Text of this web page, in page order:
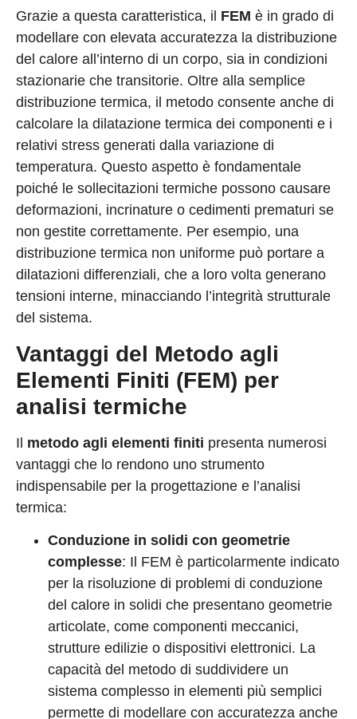
Grazie a questa caratteristica, il FEM è in grado di
modellare con elevata accuratezza la distribuzione
del calore all’interno di un corpo, sia in condizioni
stazionarie che transitorie. Oltre alla semplice
distribuzione termica, il metodo consente anche di
calcolare la dilatazione termica dei componenti e i
relativi stress generati dalla variazione di
temperatura. Questo aspetto è fondamentale
poiché le sollecitazioni termiche possono causare
deformazioni, incrinature o cedimenti prematuri se
non gestite correttamente. Per esempio, una
distribuzione termica non uniforme può portare a
dilatazioni differenziali, che a loro volta generano
tensioni interne, minacciando l’integrità strutturale
del sistema.
Vantaggi del Metodo agli
Elementi Finiti (FEM) per
analisi termiche
Il metodo agli elementi finiti presenta numerosi
vantaggi che lo rendono uno strumento
indispensabile per la progettazione e l’analisi
termica:
Conduzione in solidi con geometrie
complesse: Il FEM è particolarmente indicato
per la risoluzione di problemi di conduzione
del calore in solidi che presentano geometrie
articolate, come componenti meccanici,
strutture edilizie o dispositivi elettronici. La
capacità del metodo di suddividere un
sistema complesso in elementi più semplici
permette di modellare con accuratezza anche